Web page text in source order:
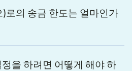
)로의 송금 한도는 얼마인가
을 하려면 어떻게 해야 하